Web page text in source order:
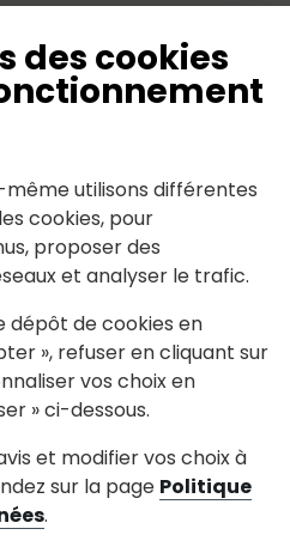
des cookies
utilisons différentes
cookies, pour
proposer des
et analyser le trafic.
dépôt de cookies en
», refuser en cliquant sur
vos choix en
» ci-dessous.
et modifier vos choix à
sur la page Politique
.
8 h 15 – 12 h et 13 h